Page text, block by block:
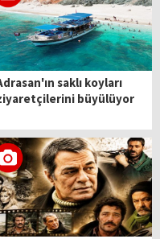
saklı koyları
büyülüyor